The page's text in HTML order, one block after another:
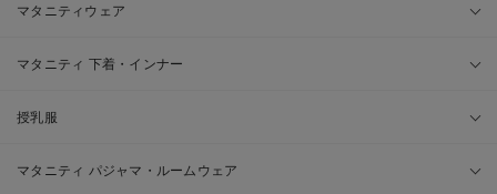
マタニティウェア
マタニティ 下着・インナー
授乳服
マタニティ パジャマ・ルームウェア